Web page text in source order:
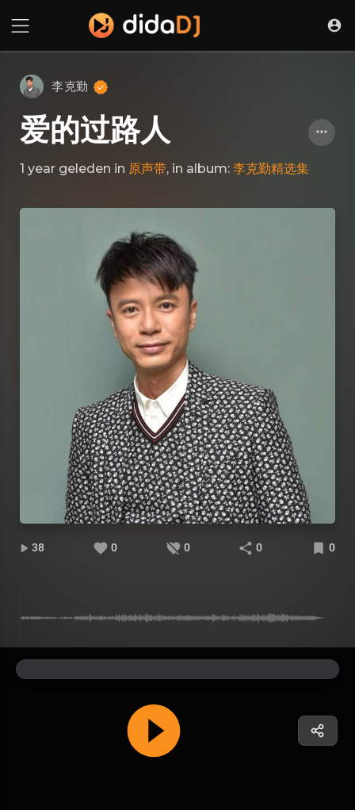
李克勤
爱的过路人
1 year geleden in 原声带, in album: 李克勤精选集
38 0 0 0 0